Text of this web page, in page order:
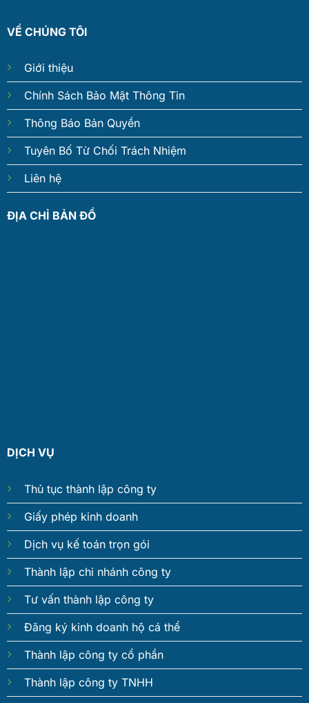
VỀ CHÚNG TÔI
Giới thiệu
Chính Sách Bảo Mật Thông Tin
Thông Báo Bản Quyền
Tuyên Bố Từ Chối Trách Nhiệm
Liên hệ
ĐỊA CHỈ BẢN ĐỒ
DỊCH VỤ
Thủ tục thành lập công ty
Giấy phép kinh doanh
Dịch vụ kế toán trọn gói
Thành lập chi nhánh công ty
Tư vấn thành lập công ty
Đăng ký kinh doanh hộ cá thể
Thành lập công ty cổ phần
Thành lập công ty TNHH